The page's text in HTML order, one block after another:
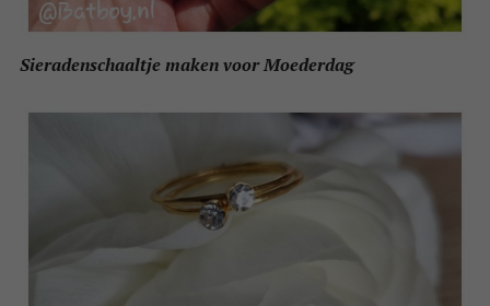
Sieradenschaaltje maken voor Moederdag